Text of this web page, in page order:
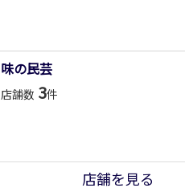
味の民芸
店舗数 3件
店舗を見る